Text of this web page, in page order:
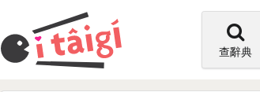
查辭典